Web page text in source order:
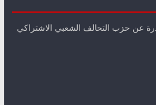
عن حزب التحالف الشعبي الاشتراكي